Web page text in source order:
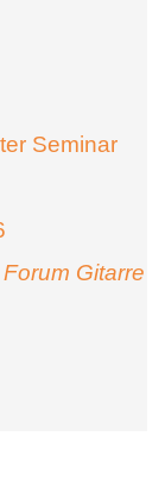
Seminar
Forum Gitarre